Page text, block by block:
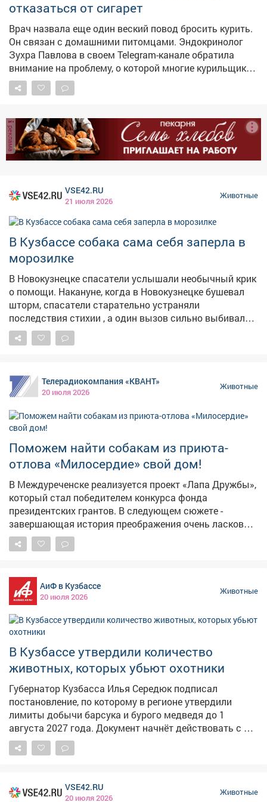
отказаться от сигарет
Врач назвала еще один веский повод бросить курить.
Он связан с домашними питомцами. Эндокринолог
Зухра Павлова в своем Telegram-канале обратила
внимание на проблему, о которой многие курильщики
даже не задумываются. По ее словам, пассивное
курение наносит серьезный ущерб здоровью
курящими хозяевами, значительно чаще выявляют
заболевания дыхательных путей, обострения астмы,
опухоли носовой полости и даже лимфому. –
Животные не могут выйти "подышать на балкон". Они
подчеркнула она. Она отметила, что недавние
исследования подтверждают: когда речь заходит о
ответственности и заботы – этот психологический
механизм может стать мощным мотиватором к
реклама
VSE42.RU
21 июля 2026
Животные
В Кузбассе собака сама себя заперла в
морозилке
В Новокузнецке спасатели услышали необычный крик
о помощи. Накануне, когда в Новокузнецке бушевал
шторм, спасатели старательно устраняли
последствия стихии , а один вызов сильно выбивался
из остальных: на остановке "Садовая" в Заводском
районе собака оказалась в ловушке – её нужно было
камеры. Использовалиаварийно-спасательный
инструмент, – рассказали в городском управлении по
защите населения и территории. Животное было
спасено, не пострадало. Как оно оказалось в
морозилке, доподлинно неизвестно. Возможно,
спасалось от "чёрных" отловщиков, о которых
рассказывала редакция VSE42.Ru в материале " И
улетают псу под хвост ". На прошлой неделе в
Новокузнецке спасали кошку с котятами , которые
застряли под капотом автомобиля.
Телерадиокомпания «КВАНТ»
20 июля 2026
Животные
Поможем найти собакам из приюта-
отлова «Милосердие» свой дом!
В Междуреченске реализуется проект «Лапа Дружбы»,
который стал победителем конкурса фонда
президентских грантов. В следующем сюжете -
завершающая история преображения очень ласковой
собаки Миры.
АиФ в Кузбассе
20 июля 2026
Животные
В Кузбассе утвердили количество
животных, которых убьют охотники
Губернатор Кузбасса Илья Середюк подписал
постановление, по которому в регионе утвердили
лимиты добычи барсука и бурого медведя до 1
августа 2027 года. Документ начнёт действовать с 1
августа 2026 года. Кроме лимитов охотничьих
ресурсов, в регионе также утвердили квоты В
квот в отношении ресурсов, находящихся на особо
VSE42.RU
20 июля 2026
Животные